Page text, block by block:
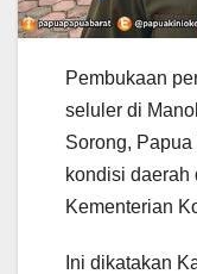
Pembukaan
seluler di
Sorong,
kondisi daerah
Kementerian
Ini dikatakan